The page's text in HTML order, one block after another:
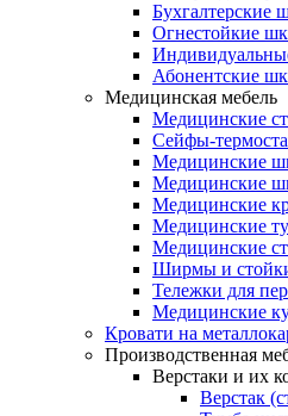
Бухгалтерские
Огнестойкие
Абонентские
Медицинская мебель
Медицинские
Сейфы-
Медицинские
Медицинские
Медицинские
Медицинские
Медицинские
Ширмы и
Тележки для
Медицинские
Кровати на
Производственная
Верстаки и их
Верстак